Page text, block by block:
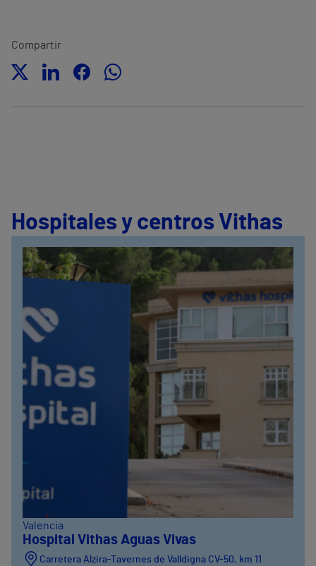
Compartir
Hospitales y centros Vithas
Valencia
Hospital Vithas Aguas Vivas
Carretera Alzira-Tavernes de Valldigna CV-50, km 11